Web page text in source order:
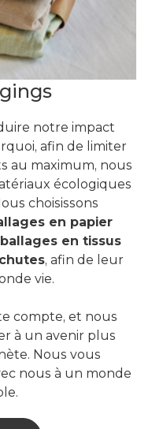
notre impact
afin de limiter
au maximum, nous
écologiques
choisissons
en papier
en tissus
, afin de leur
vie.
compte, et nous
à un avenir plus
Nous vous
nous à un monde